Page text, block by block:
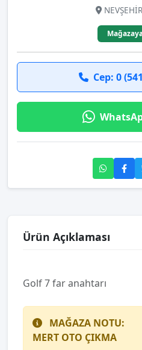
Cep: 0
Ürün Açıklaması
Golf 7 far anahtarı
MAĞAZA NOTU:
MERT OTO ÇIKMA